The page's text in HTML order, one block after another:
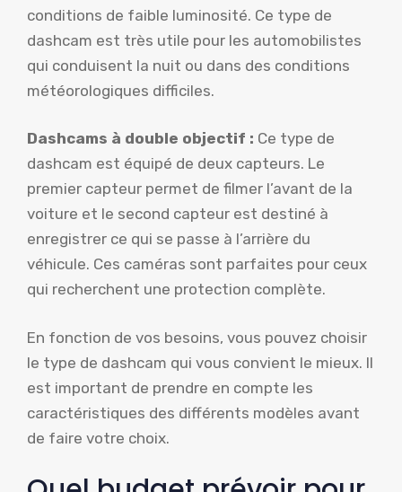
conditions de faible luminosité. Ce type de
dashcam est très utile pour les automobilistes
qui conduisent la nuit ou dans des conditions
météorologiques difficiles.
Dashcams à double objectif : Ce type de
dashcam est équipé de deux capteurs. Le
premier capteur permet de filmer l’avant de la
voiture et le second capteur est destiné à
enregistrer ce qui se passe à l’arrière du
véhicule. Ces caméras sont parfaites pour ceux
qui recherchent une protection complète.
En fonction de vos besoins, vous pouvez choisir
le type de dashcam qui vous convient le mieux. Il
est important de prendre en compte les
caractéristiques des différents modèles avant
de faire votre choix.